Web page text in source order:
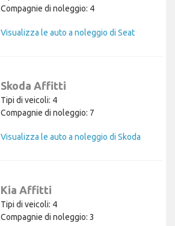
Compagnie di noleggio: 4
Visualizza le auto a noleggio di Seat
Skoda Affitti
Tipi di veicoli: 4
Compagnie di noleggio: 7
Visualizza le auto a noleggio di Skoda
Kia Affitti
Tipi di veicoli: 4
Compagnie di noleggio: 3